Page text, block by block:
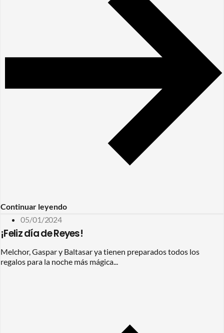
Continuar leyendo
05/01/2024
¡Feliz día de Reyes!
Melchor, Gaspar y Baltasar ya tienen preparados todos los
regalos para la noche más mágica...